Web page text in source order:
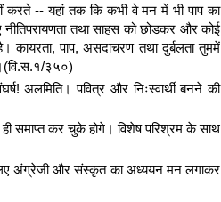
करते -- यहां तक कि कभी वे मन में भी पाप का
नीतिपरायणता तथा साहस को छोडकर और कोई
कायरता, पाप, असदाचरण तथा दुर्बलता तुममें
३५०)
अलमिति। पवित्र और निःस्वार्थी बनने की
समाप्त कर चुके होगे। विशेष परिश्रम के साथ
अंग्रेजी और संस्कृत का अध्ययन मन लगाकर